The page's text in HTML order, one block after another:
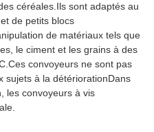
céréales.Ils sont adaptés au
de petits blocs
de matériaux tels que
le ciment et les grains à des
convoyeurs ne sont pas
sujets à la détériorationDans
les convoyeurs à vis